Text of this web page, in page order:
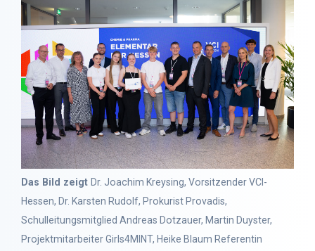
Das Bild zeigt Dr. Joachim Kreysing, Vorsitzender VCI-
Hessen, Dr. Karsten Rudolf, Prokurist Provadis,
Schulleitungsmitglied Andreas Dotzauer, Martin Duyster,
Projektmitarbeiter Girls4MINT, Heike Blaum Referentin